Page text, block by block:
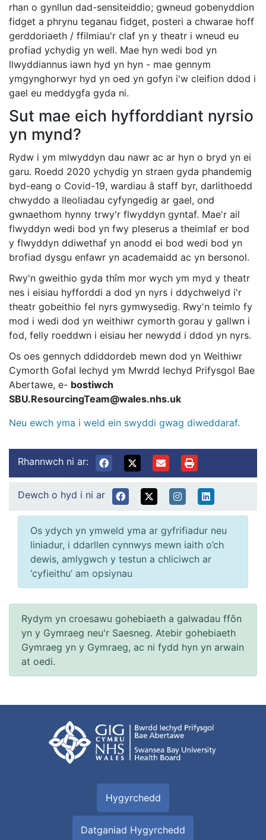
rhan o gynllun dad-sensiteiddio; gwneud gobenyddion
fidget a phrynu teganau fidget, posteri a chwarae hoff
gerddoriaeth / ffilmiau'r claf yn y theatr i wneud eu
profiad ychydig yn well. Mae hyn wedi bod yn
llwyddiannus iawn hyd yn hyn - mae gennym
ymgynghorwyr hyd yn oed yn gofyn i'w cleifion ddod i
gael eu meddygfa gyda ni.
Sut mae eich hyfforddiant nyrsio
yn mynd?
Rydw i ym mlwyddyn dau nawr ac ar hyn o bryd yn ei
garu. Roedd 2020 ychydig yn straen gyda phandemig
byd-eang o Covid-19, wardiau â staff byr, darlithoedd
chwyddo a lleoliadau cyfyngedig ar gael, ond
gwnaethom hynny trwy'r flwyddyn gyntaf. Mae'r ail
flwyddyn wedi bod yn fwy pleserus a theimlaf er bod
y flwyddyn ddiwethaf yn anodd ei bod wedi bod yn
brofiad dysgu enfawr yn academaidd ac yn bersonol.
Rwy'n gweithio gyda thîm mor wych ym myd y theatr
nes i eisiau hyfforddi a dod yn nyrs i ddychwelyd i'r
theatr gobeithio fel nyrs gymwysedig. Rwy'n teimlo fy
mod i wedi dod yn weithiwr cymorth gorau y gallwn i
fod, felly roeddwn i eisiau her newydd i ddod yn nyrs.
Os oes gennych ddiddordeb mewn dod yn Weithiwr
Cymorth Gofal Iechyd ym Mwrdd Iechyd Prifysgol Bae
Abertawe, e- bostiwch
SBU.ResourcingTeam@wales.nhs.uk
Neu ewch yma i weld ein swyddi gwag diweddaraf.
Rhannwch ni ar:
Dewch o hyd i ni ar
Os ydych yn ymweld yma ar gyfrifiadur neu
liniadur, i ddarllen cynnwys mewn iaith o’ch
dewis, amlygwch y testun a chliciwch ar
‘cyfieithu’ am opsiynau
Rydym yn croesawu gohebiaeth a galwadau ffôn
yn y Gymraeg neu'r Saesneg. Atebir gohebiaeth
Gymraeg yn y Gymraeg, ac ni fydd hyn yn arwain
at oedi.
Hygyrchedd
Datganiad Hygyrchedd